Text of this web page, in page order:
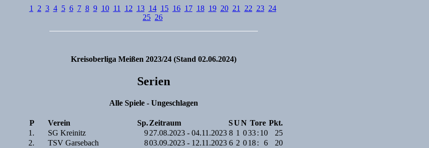
1 2 3 4 5 6 7 8 9 10 11 12 13 14 15 16 17 18 19 20 21 22 23 24
25 26
Kreisoberliga Meißen 2023/24 (Stand 02.06.2024)
Serien
Alle Spiele - Ungeschlagen
P Verein Sp.Zeitraum SUN Tore Pkt.
1.
SG Kreinitz 927.08.2023 - 04.11.2023 8 1 033: 10
25
2.
TSV Garsebach 803.09.2023 - 12.11.2023 6 2 018: 6
20